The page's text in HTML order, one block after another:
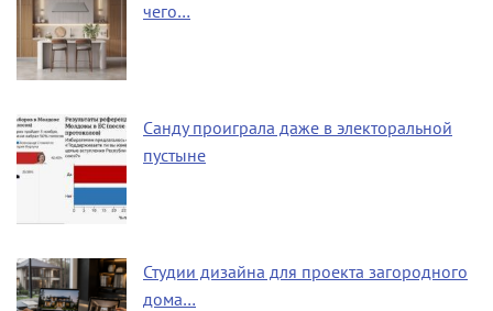
чего…
Санду проиграла даже в электоральной
пустыне
Студии дизайна для проекта загородного
дома…